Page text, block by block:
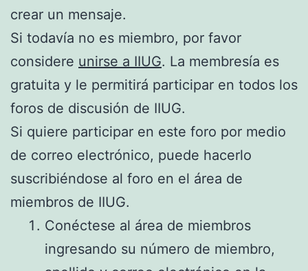
crear un mensaje.
Si todavía no es miembro, por favor
considere unirse a IIUG. La membresía es
gratuita y le permitirá participar en todos los
foros de discusión de IIUG.
Si quiere participar en este foro por medio
de correo electrónico, puede hacerlo
suscribiéndose al foro en el área de
miembros de IIUG.
Conéctese al área de miembros
ingresando su número de miembro,